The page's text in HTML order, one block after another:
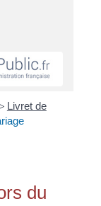
> Livret de
du